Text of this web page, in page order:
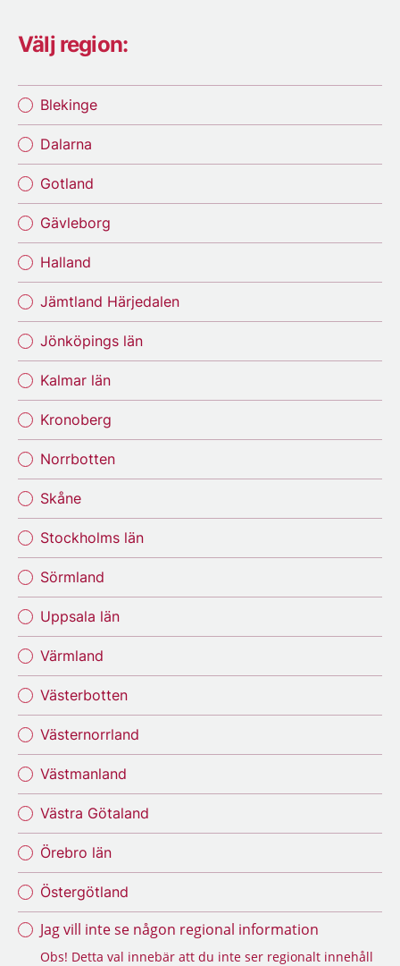
Välj region:
Blekinge
Dalarna
Gotland
Gävleborg
Halland
Jämtland Härjedalen
Jönköpings län
Kalmar län
Kronoberg
Norrbotten
Skåne
Stockholms län
Sörmland
Uppsala län
Värmland
Västerbotten
Västernorrland
Västmanland
Västra Götaland
Örebro län
Östergötland
Jag vill inte se någon regional information
Obs! Detta val innebär att du inte ser regionalt innehåll